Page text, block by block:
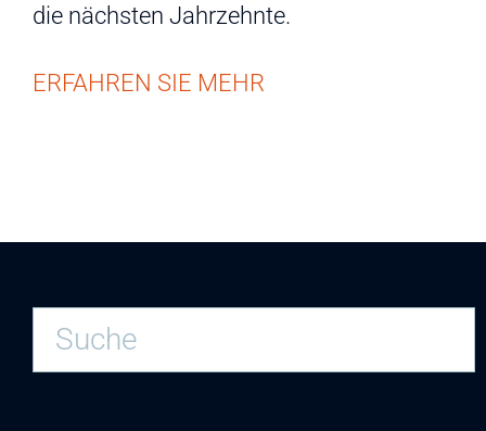
die nächsten Jahrzehnte.
ERFAHREN SIE MEHR